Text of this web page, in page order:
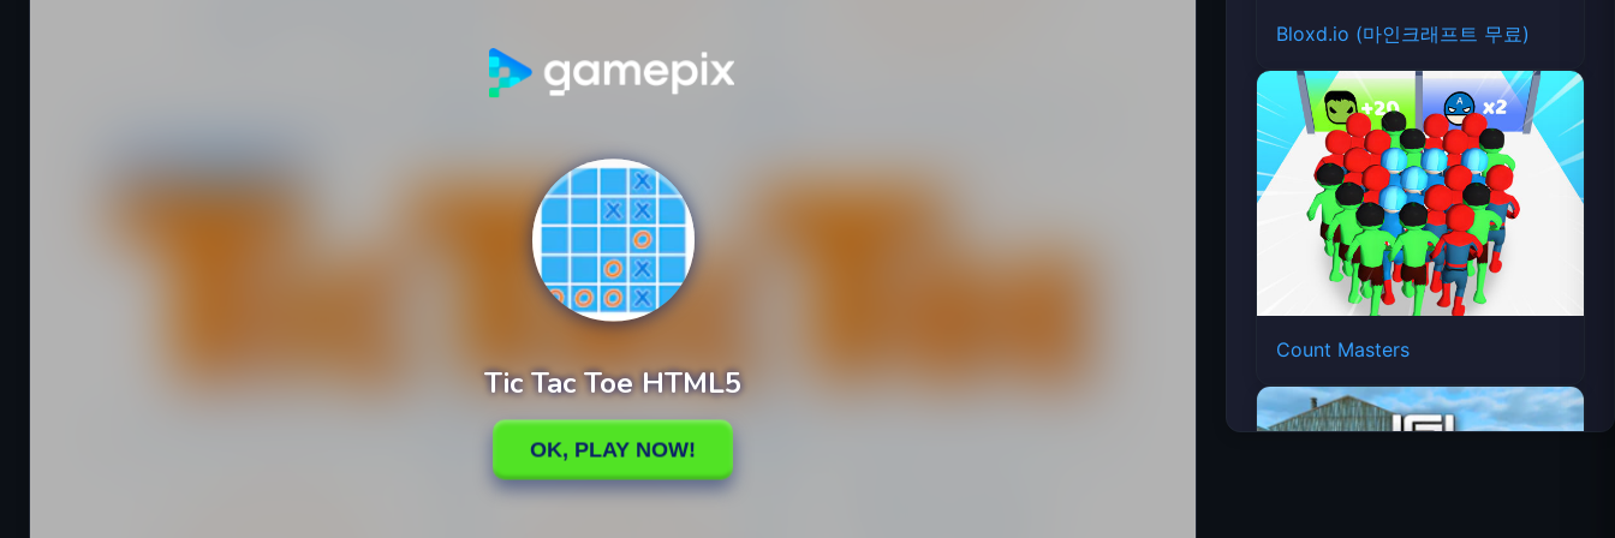
Bloxd.io (마인크래프트 무료)
Count Masters